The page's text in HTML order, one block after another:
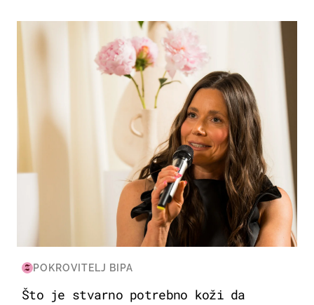
MODA & LJEPOTA
POKROVITELJ BIPA
Što je stvarno potrebno koži da